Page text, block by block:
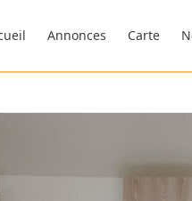
Annonces Carte